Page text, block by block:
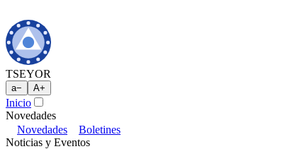
TSEYOR
a− A+
Inicio
Novedades
Novedades
Boletines
Noticias y Eventos